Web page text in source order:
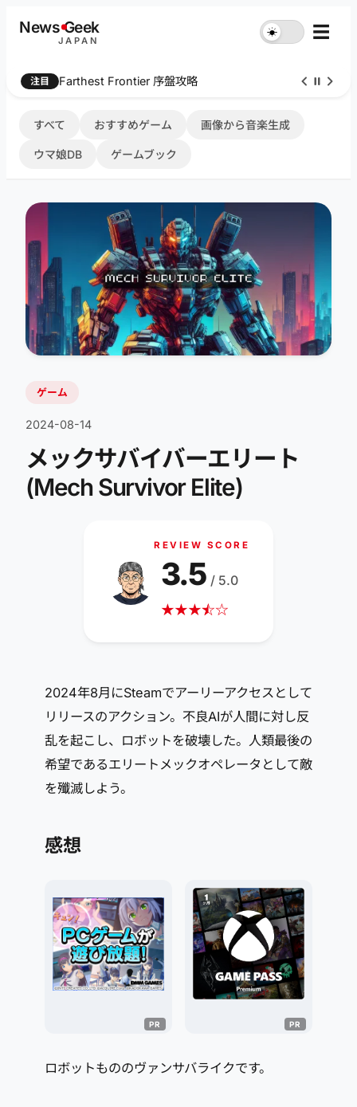
NewsGeek
JAPAN
☀︎ ☰
注目 Farthest Frontier 序盤攻略
すべて おすすめゲーム 画像から音楽生成
ウマ娘DB ゲームブック
ゲーム
2024-08-14
メックサバイバーエリート
(Mech Survivor Elite)
REVIEW SCORE
★★★☆
★☆
3.5 / 5.0
2024年8月にSteamでアーリーアクセスとして
リリースのアクション。不良AIが人間に対し反
乱を起こし、ロボットを破壊した。人類最後の
希望であるエリートメックオペレータとして敵
を殲滅しよう。
感想
ロボットもののヴァンサバライクです。